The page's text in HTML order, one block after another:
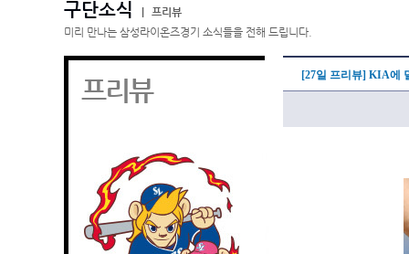
구단소식
프리뷰
미리 만나는 삼성라이온즈경기 소식들을 전해 드립니다.
프리뷰 [27일 프리뷰] KIA에